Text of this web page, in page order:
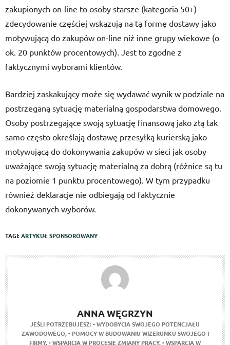
zakupionych on-line to osoby starsze (kategoria 50+)
zdecydowanie częściej wskazują na tą formę dostawy jako
motywującą do zakupów on-line niż inne grupy wiekowe (o
ok. 20 punktów procentowych). Jest to zgodne z
faktycznymi wyborami klientów.
Bardziej zaskakujący może się wydawać wynik w podziale na
postrzeganą sytuację materialną gospodarstwa domowego.
Osoby postrzegające swoją sytuację finansową jako złą tak
samo często określają dostawę przesyłką kurierską jako
motywującą do dokonywania zakupów w sieci jak osoby
uważające swoją sytuację materialną za dobrą (różnice są tu
na poziomie 1 punktu procentowego). W tym przypadku
również deklaracje nie odbiegają od faktycznie
dokonywanych wyborów.
TAGI:ARTYKUŁ SPONSOROWANY
ANNA WĘGRZYN
JEŚLI POTRZEBUJESZ:- WYDOBYCIA SWOJEGO POTENCJAŁU
ZAWODOWEGO, - POMOCY W BUDOWANIU WIZERUNKU SWOJEGO I
FIRMY,- WSPARCIA W PROCESIE ZMIANY PRACY,- WSPARCIA W